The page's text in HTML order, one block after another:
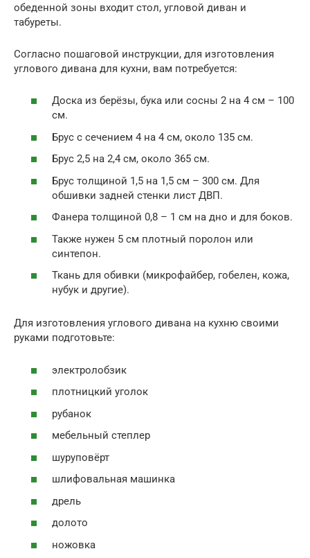
обеденной зоны входит стол, угловой диван и
табуреты.
Согласно пошаговой инструкции, для изготовления
углового дивана для кухни, вам потребуется:
Доска из берёзы, бука или сосны 2 на 4 см – 100
см.
Брус с сечением 4 на 4 см, около 135 см.
Брус 2,5 на 2,4 см, около 365 см.
Брус толщиной 1,5 на 1,5 см – 300 см. Для
обшивки задней стенки лист ДВП.
Фанера толщиной 0,8 – 1 см на дно и для боков.
Также нужен 5 см плотный поролон или
синтепон.
Ткань для обивки (микрофайбер, гобелен, кожа,
нубук и другие).
Для изготовления углового дивана на кухню своими
руками подготовьте:
электролобзик
плотницкий уголок
рубанок
мебельный степлер
шуруповёрт
шлифовальная машинка
дрель
долото
ножовка